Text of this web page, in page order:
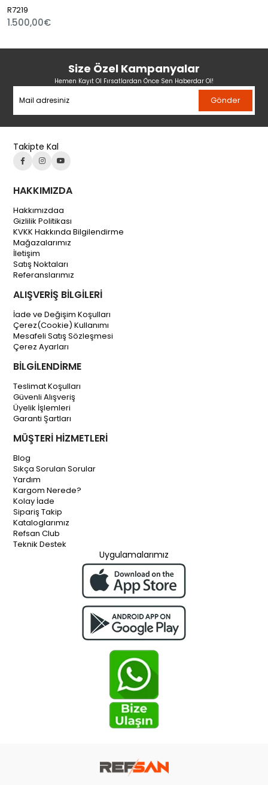
R7219
1.500,00€
Size Özel Kampanyalar
Hemen Kayıt Ol Fırsatlardan Önce Sen Haberdar Ol!
Gönder
Takipte Kal
HAKKIMIZDA
Hakkımızdaa
Gizlilik Politikası
KVKK Hakkında Bilgilendirme
Mağazalarımız
İletişim
Satış Noktaları
Referanslarımız
ALIŞVERİŞ BİLGİLERİ
İade ve Değişim Koşulları
Çerez(Cookie) Kullanımı
Mesafeli Satış Sözleşmesi
Çerez Ayarları
BİLGİLENDİRME
Teslimat Koşulları
Güvenli Alışveriş
Üyelik İşlemleri
Garanti Şartları
MÜŞTERİ HİZMETLERİ
Blog
Sıkça Sorulan Sorular
Yardım
Kargom Nerede?
Kolay İade
Sipariş Takip
Kataloglarımız
Refsan Club
Teknik Destek
Uygulamalarımız